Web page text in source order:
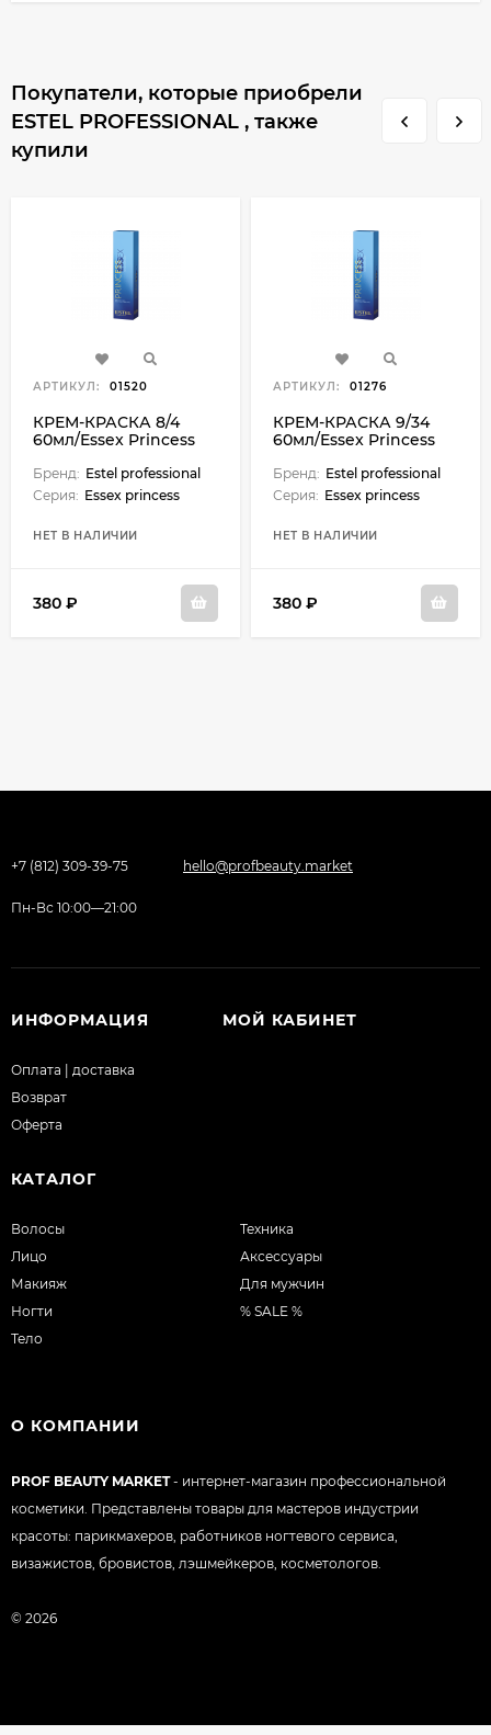
Покупатели, которые приобрели
ESTEL PROFESSIONAL , также
купили
АРТИКУЛ: 01520
КРЕМ-КРАСКА 8/4
60мл/Essex Princess
Бренд: Estel professional
Серия: Essex princess
НЕТ В НАЛИЧИИ
380 ₽
АРТИКУЛ: 01276
КРЕМ-КРАСКА 9/34
60мл/Essex Princess
Бренд: Estel professional
Серия: Essex princess
НЕТ В НАЛИЧИИ
380 ₽
+7 (812) 309-39-75 hello@profbeauty.market
Пн-Вс 10:00—21:00
ИНФОРМАЦИЯ
Оплата | доставка
Возврат
Оферта
МОЙ КАБИНЕТ
КАТАЛОГ
Волосы
Лицо
Макияж
Ногти
Тело
Техника
Аксессуары
Для мужчин
% SALE %
О КОМПАНИИ
PROF BEAUTY MARKET- интернет-магазин профессиональной
косметики. Представлены товары для мастеров индустрии
красоты: парикмахеров, работников ногтевого сервиса,
визажистов, бровистов, лэшмейкеров, косметологов.
© 2026